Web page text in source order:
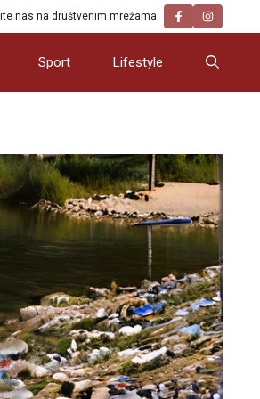
nas na društvenim mrežama
Sport Lifestyle